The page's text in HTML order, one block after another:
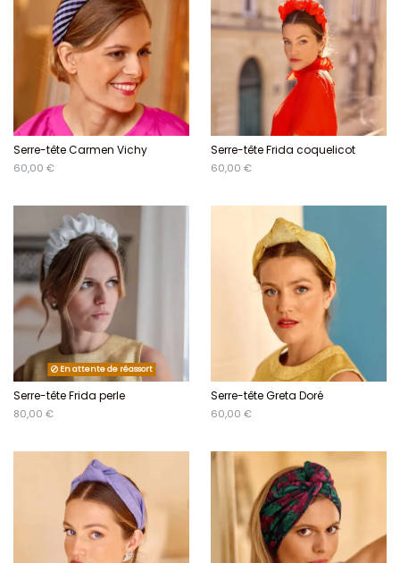
Serre-tête Carmen Vichy
60,00 €
Serre-tête Frida coquelicot
60,00 €
En attente de réassort
Serre-tête Frida perle
80,00 €
Serre-tête Greta Doré
60,00 €